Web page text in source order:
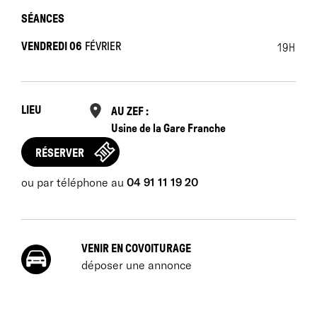
SÉANCES
VENDREDI 06 FÉVRIER 19H
LIEU
AU ZEF :
Usine de la Gare Franche
RÉSERVER
ou par téléphone au 04 91 11 19 20
VENIR EN COVOITURAGE
déposer une annonce